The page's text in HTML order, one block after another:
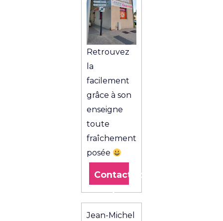
Retrouvez
la
facilement
grâce à son
enseigne
toute
fraîchement
posée
Contactez
Jean-Michel